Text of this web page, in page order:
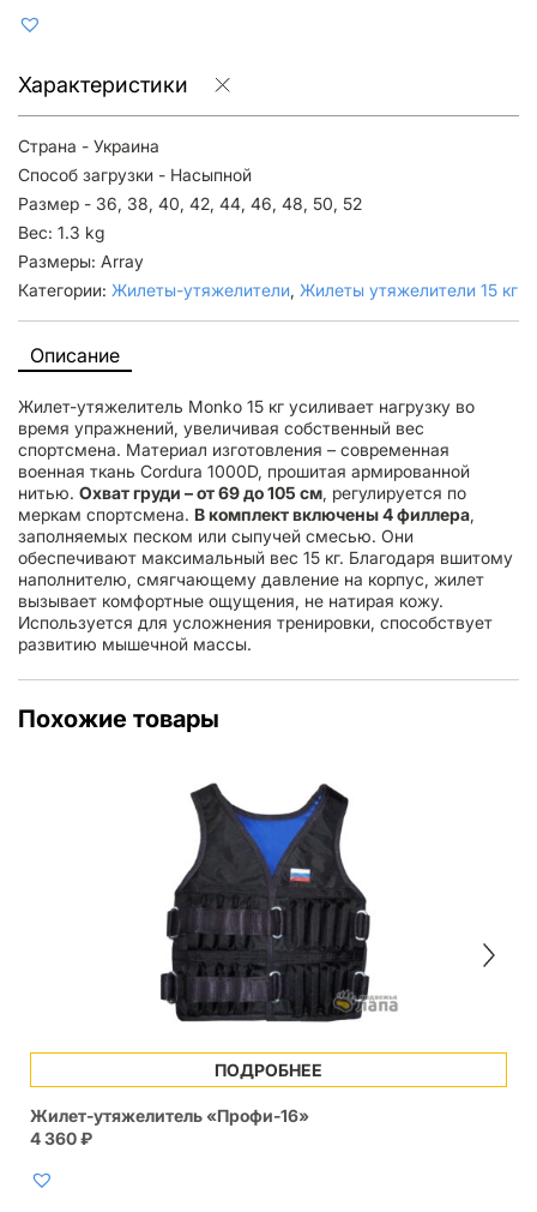
Описание
Жилет-утяжелитель Monko 15 кг усиливает нагрузку во
время упражнений, увеличивая собственный вес
спортсмена. Материал изготовления – современная
военная ткань Cordura 1000D, прошитая армированной
нитью. Охват груди – от 69 до 105 см, регулируется по
меркам спортсмена. В комплект включены 4 филлера,
заполняемых песком или сыпучей смесью. Они
обеспечивают максимальный вес 15 кг. Благодаря вшитому
наполнителю, смягчающему давление на корпус, жилет
вызывает комфортные ощущения, не натирая кожу.
Используется для усложнения тренировки, способствует
развитию мышечной массы.
Характеристики
Страна - Украина
Способ загрузки - Насыпной
Размер - 36, 38, 40, 42, 44, 46, 48, 50, 52
Вес: 1.3 kg
Размеры: Array
Категории: Жилеты-утяжелители, Жилеты утяжелители 15 кг
Похожие товары
ПОДРОБНЕЕ
Жилет-утяжелитель «Профи-16»
4 360₽